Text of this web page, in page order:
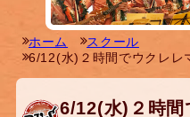
ホーム
スクール
6/12(水)２時間でウクレレ
6/12(水)２時間